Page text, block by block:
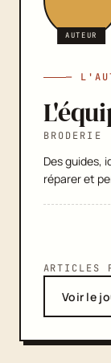
AUTEUR
—
Des guides,
réparer et
ARTICLES
Voir le